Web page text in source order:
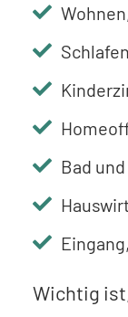
Bad
Wichtig